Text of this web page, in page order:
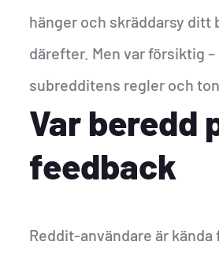
hänger och skräddarsy ditt
därefter. Men var försiktig
subredditens regler och ton.
Var beredd
feedback
Reddit-användare är kända